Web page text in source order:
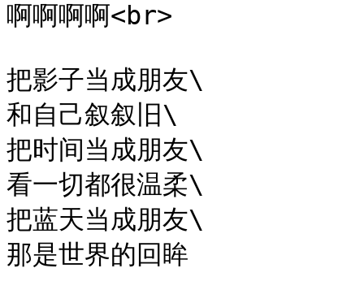
啊啊啊啊<br>
把影子当成朋友\
和自己叙叙旧\
把时间当成朋友\
看一切都很温柔\
把蓝天当成朋友\
那是世界的回眸